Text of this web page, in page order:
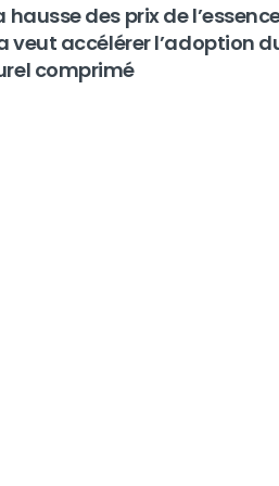
hausse des prix de
veut accélérer l’adoption
comprimé